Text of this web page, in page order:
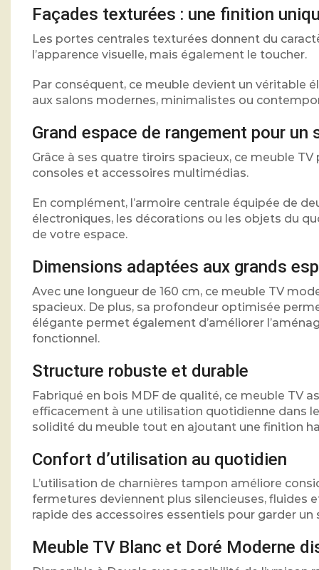
Façades texturées : une finition
Les portes centrales texturées donnent du
l’apparence visuelle, mais également le toucher.
Par conséquent, ce meuble devient un véritable
aux salons modernes, minimalistes ou
Grand espace de rangement pour un
Grâce à ses quatre tiroirs spacieux, ce meuble
consoles et accessoires multimédias.
En complément, l’armoire centrale équipée de
électroniques, les décorations ou les objets du
de votre espace.
Dimensions adaptées aux grands
Avec une longueur de 160 cm, ce meuble TV
spacieux. De plus, sa profondeur optimisée
élégante permet également d’améliorer
fonctionnel.
Structure robuste et durable
Fabriqué en bois MDF de qualité, ce meuble TV
efficacement à une utilisation quotidienne dans
solidité du meuble tout en ajoutant une finition
Confort d’utilisation au quotidien
L’utilisation de charnières tampon améliore
fermetures deviennent plus silencieuses, fluides
rapide des accessoires essentiels pour garder
Meuble TV Blanc et Doré Moderne